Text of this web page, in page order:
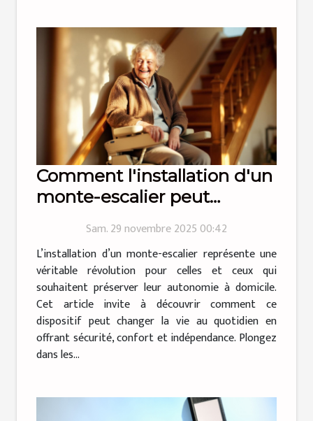
Comment l'installation d'un
monte-escalier peut
Sam. 29 novembre 2025 00:42
L’installation d’un monte-escalier représente une
véritable révolution pour celles et ceux qui
souhaitent préserver leur autonomie à domicile.
Cet article invite à découvrir comment ce
dispositif peut changer la vie au quotidien en
offrant sécurité, confort et indépendance. Plongez
dans les...